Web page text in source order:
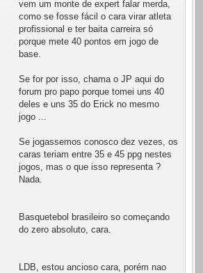
vem um monte de expert falar merda,
como se fosse fácil o cara virar atleta
profissional e ter baita carreira só
porque mete 40 pontos em jogo de
base.
Se for por isso, chama o JP aqui do
forum pro papo porque tomei uns 40
deles e uns 35 do Erick no mesmo
jogo ...
Se jogassemos conosco dez vezes, os
caras teriam entre 35 e 45 ppg nestes
jogos, mas o que isso representa ?
Nada.
Basquetebol brasileiro so começando
do zero absoluto, cara.
LDB, estou ancioso cara, porém nao